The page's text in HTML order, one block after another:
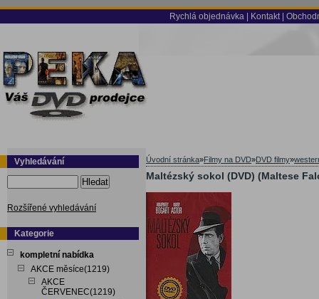
Rychlá objednávka Kontakt
Vyhledávání
Hledat
Rozšířené vyhledávání
Kategorie
kompletní nabídka
AKCE měsíce(1219)
AKCE
ČERVENEC(1219)
Úvodní stránka»Filmy na DVD»DVD filmy»
Maltézský sokol (DVD) (Maltese